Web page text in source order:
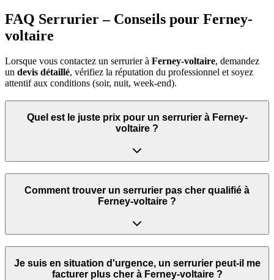
FAQ Serrurier – Conseils pour Ferney-
voltaire
Lorsque vous contactez un serrurier à Ferney-voltaire, demandez
un devis détaillé, vérifiez la réputation du professionnel et soyez
attentif aux conditions (soir, nuit, week‑end).
Quel est le juste prix pour un serrurier à Ferney-
voltaire ?
Comment trouver un serrurier pas cher qualifié à
Ferney-voltaire ?
Je suis en situation d'urgence, un serrurier peut‑il me
facturer plus cher à Ferney-voltaire ?